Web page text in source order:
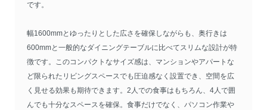
です。
幅1600mmとゆったりとした広さを確保しながらも、奥行きは
600mmと一般的なダイニングテーブルに比べてスリムな設計が特
徴です。このコンパクトなサイズ感は、マンションやアパートな
ど限られたリビングスペースでも圧迫感なく設置でき、空間を広
く見せる効果も期待できます。2人での食事はもちろん、4人で囲
んでも十分なスペースを確保。食事だけでなく、パソコン作業や